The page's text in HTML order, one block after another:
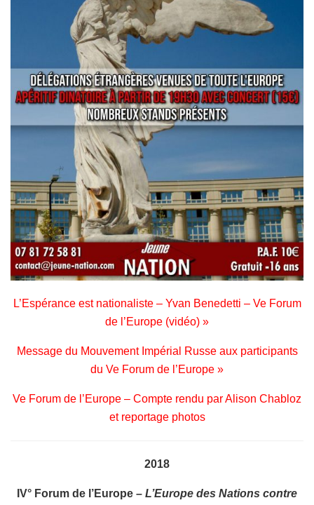
L’Espérance est nationaliste – Yvan Benedetti – Ve Forum
de l’Europe (vidéo) »
Message du Mouvement Impérial Russe aux participants
du Ve Forum de l’Europe »
Ve Forum de l’Europe – Compte rendu par Alison Chabloz
et reportage photos
2018
IV° Forum de l’Europe – L’Europe des Nations contre